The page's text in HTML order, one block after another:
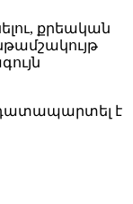
քրեական
դատապարտել է